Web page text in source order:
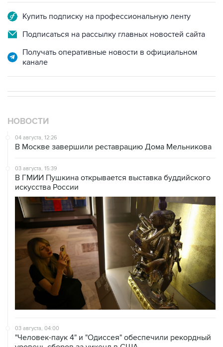
Купить подписку на профессиональную ленту
Подписаться на рассылку главных новостей сайта
Получать оперативные новости в официальном
канале
НОВОСТИ
04 августа, 12:26
В Москве завершили реставрацию Дома Мельникова
03 августа, 15:39
В ГМИИ Пушкина открывается выставка буддийского
искусства России
03 августа, 04:00
"Человек-паук 4" и "Одиссея" обеспечили рекордный